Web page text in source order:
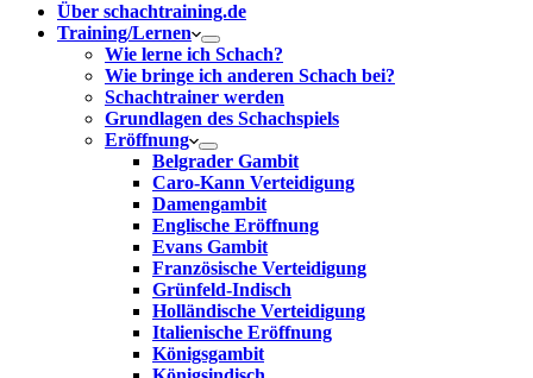
Über schachtraining.de
Training/Lernen
Wie lerne ich Schach?
Wie bringe ich anderen Schach bei?
Schachtrainer werden
Grundlagen des Schachspiels
Eröffnung
Belgrader Gambit
Caro-Kann Verteidigung
Damengambit
Englische Eröffnung
Evans Gambit
Französische Verteidigung
Grünfeld-Indisch
Holländische Verteidigung
Italienische Eröffnung
Königsgambit